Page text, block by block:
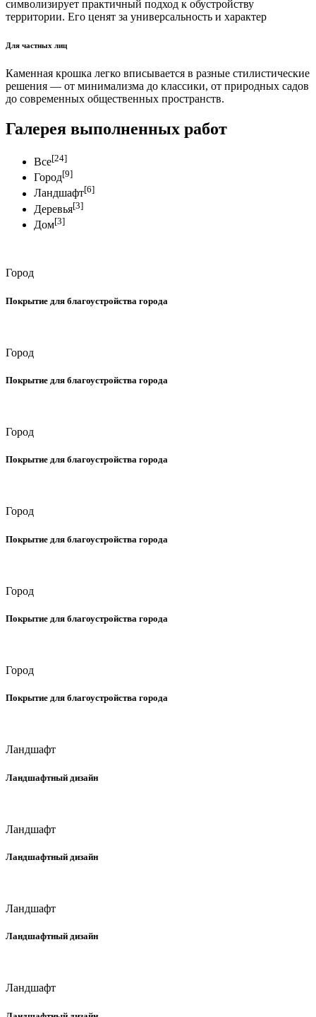
символизирует практичный подход к обустройству
территории. Его ценят за универсальность и характер
Для частных лиц
Каменная крошка легко вписывается в разные стилистические
решения — от минимализма до классики, от природных садов
до современных общественных пространств.
Галерея выполненных работ
Все[24]
Город[9]
Ландшафт[6]
Деревья[3]
Дом[3]
Город
Покрытие для благоустройства города
Город
Покрытие для благоустройства города
Город
Покрытие для благоустройства города
Город
Покрытие для благоустройства города
Город
Покрытие для благоустройства города
Город
Покрытие для благоустройства города
Ландшафт
Ландшафтный дизайн
Ландшафт
Ландшафтный дизайн
Ландшафт
Ландшафтный дизайн
Ландшафт